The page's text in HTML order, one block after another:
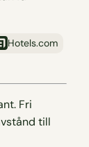
Hotels.com
Fri
till